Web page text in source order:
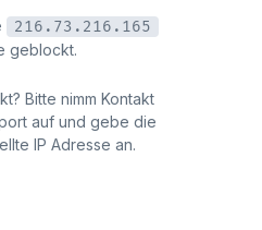
216.73.216.165
geblockt.
Bitte nimm Kontakt
auf und gebe die
IP Adresse an.